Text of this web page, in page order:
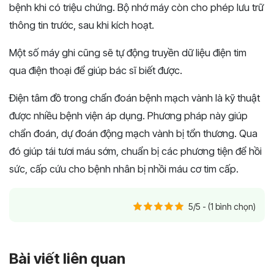
bệnh khi có triệu chứng. Bộ nhớ máy còn cho phép lưu trữ
thông tin trước, sau khi kích hoạt.
Một số máy ghi cũng sẽ tự động truyền dữ liệu điện tim
qua điện thoại để giúp bác sĩ biết được.
Điện tâm đồ trong chẩn đoán bệnh mạch vành là kỹ thuật
được nhiều bệnh viện áp dụng. Phương pháp này giúp
chẩn đoán, dự đoán động mạch vành bị tổn thương. Qua
đó giúp tái tươi máu sớm, chuẩn bị các phương tiện để hồi
sức, cấp cứu cho bệnh nhân bị nhồi máu cơ tim cấp.
5/5 - (1 bình chọn)
Bài viết liên quan